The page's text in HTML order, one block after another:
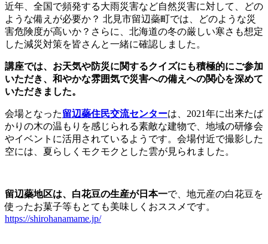
近年、全国で頻発する大雨災害など自然災害に対して、どの
ような備えが必要か？ 北見市留辺蘂町では、どのような災
害危険度が高いか？さらに、北海道の冬の厳しい寒さも想定
した減災対策を皆さんと一緒に確認しました。
講座では、お天気や防災に関するクイズにも積極的にご参加
いただき、和やかな雰囲気で災害への備えへの関心を深めて
いただきました。
会場となった留辺蘂住民交流センターは、2021年に出来たば
かりの木の温もりを感じられる素敵な建物で、地域の研修会
やイベントに活用されているようです。会場付近で撮影した
空には、夏らしくモクモクとした雲が見られました。
留辺蘂地区は、白花豆の生産が日本一で、地元産の白花豆を
使ったお菓子等もとても美味しくおススメです。
https://shirohanamame.jp/